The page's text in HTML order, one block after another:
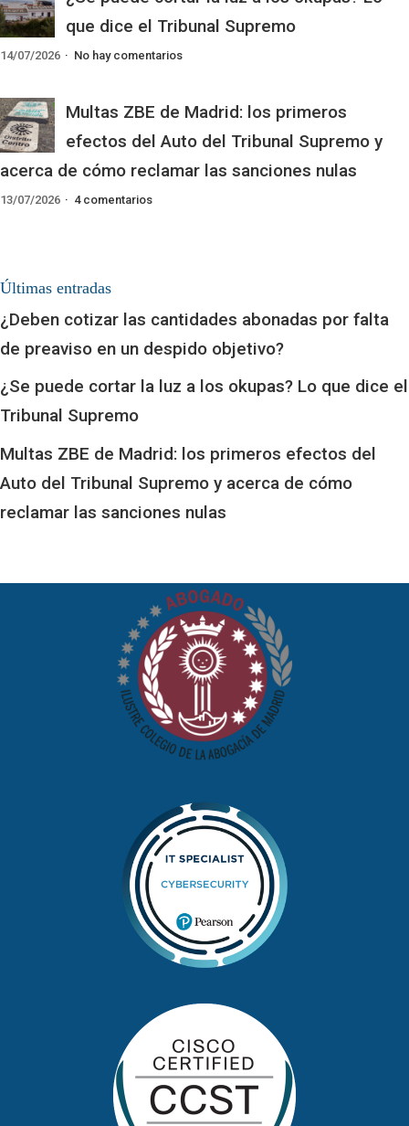
que dice el Tribunal Supremo
14/07/2026 No hay comentarios
Multas ZBE de Madrid: los primeros
efectos del Auto del Tribunal Supremo y
acerca de cómo reclamar las sanciones nulas
13/07/2026 4 comentarios
Últimas entradas
¿Deben cotizar las cantidades abonadas por falta
de preaviso en un despido objetivo?
¿Se puede cortar la luz a los okupas? Lo que dice el
Tribunal Supremo
Multas ZBE de Madrid: los primeros efectos del
Auto del Tribunal Supremo y acerca de cómo
reclamar las sanciones nulas